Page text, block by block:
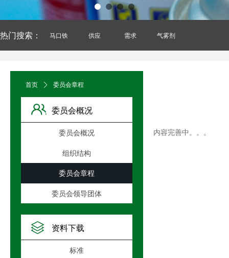
热门搜索： 马口铁 供应 需求 气雾剂
首页 ꄲ 委员会章程
标准
资料下载
委员会概况
组织结构
委员会章程
委员会领导团体
委员会概况
内容完善中。。。